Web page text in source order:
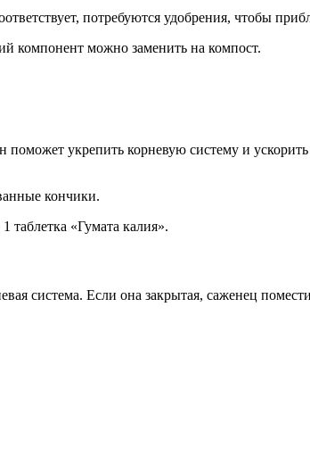
потребуются удобрения, чтобы
компонент можно заменить на компост.
укрепить корневую систему и
кончики.
таблетка «Гумата калия».
система. Если она закрытая, саженец